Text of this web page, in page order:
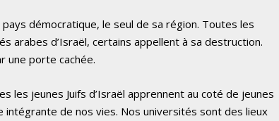
démocratique, le seul de sa région. Toutes les
arabes d’Israël, certains appellent à sa destruction.
une porte cachée.
les jeunes Juifs d’Israël apprennent au coté de jeunes
intégrante de nos vies. Nos universités sont des lieux